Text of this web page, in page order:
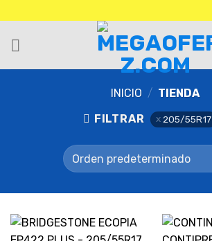
al
contenido
INICIO / TIENDA
FILTRAR
205/55R17